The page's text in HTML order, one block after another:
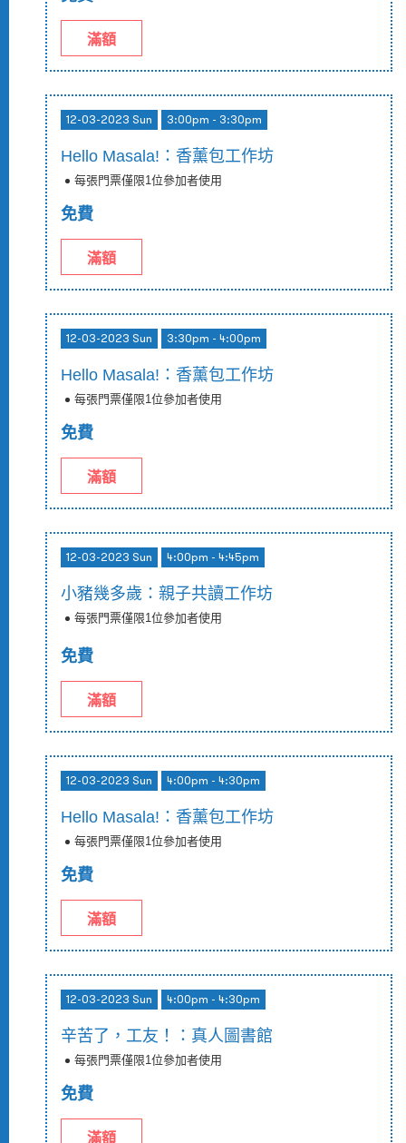
滿額
12-03-2023 Sun 3:00pm - 3:30pm
Hello Masala!：香薰包工作坊
每張門票僅限1位參加者使用
免費
滿額
12-03-2023 Sun 3:30pm - 4:00pm
Hello Masala!：香薰包工作坊
每張門票僅限1位參加者使用
免費
滿額
12-03-2023 Sun 4:00pm - 4:45pm
小豬幾多歲：親子共讀工作坊
每張門票僅限1位參加者使用
免費
滿額
12-03-2023 Sun 4:00pm - 4:30pm
Hello Masala!：香薰包工作坊
每張門票僅限1位參加者使用
免費
滿額
12-03-2023 Sun 4:00pm - 4:30pm
辛苦了，工友！：真人圖書館
每張門票僅限1位參加者使用
免費
滿額